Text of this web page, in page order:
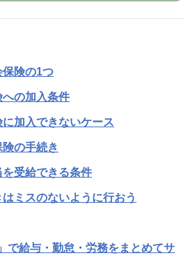
保険の1つ
の加入条件
加入できないケース
の手続き
受給できる条件
ミスのないように行おう
で給与・勤怠・労務をまとめてサ